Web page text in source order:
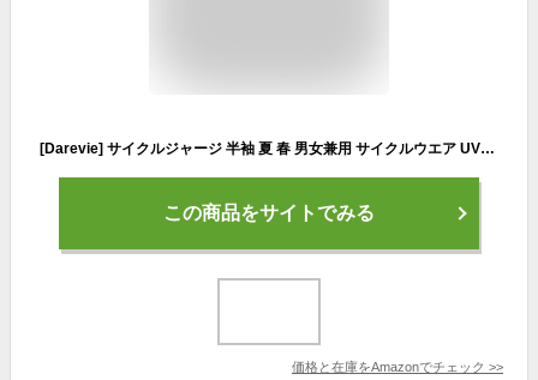
[Darevie] サイクルジャージ 半袖 夏 春 男女兼用 サイクルウエア UVカット 吸汗速乾 通気 薄手 ロードバイク ランニング ウェア DVJ142
この商品をサイトでみる
価格と在庫をAmazonでチェック >>